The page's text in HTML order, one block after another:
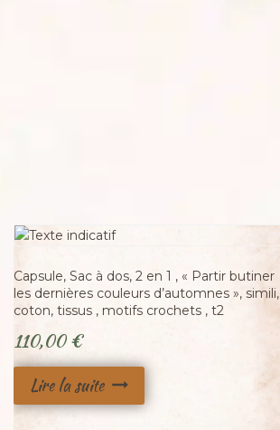
Adopté
Capsule, Sac à dos, 2 en 1 , « Partir butiner
les dernières couleurs d’automnes », simili,
coton, tissus , motifs crochets , t2
110,00€
Lire la suite